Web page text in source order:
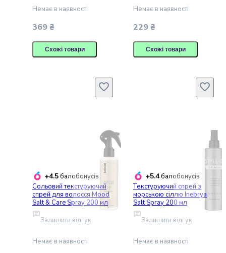
Іграшки
творчість
LEGO
Для
дитини
Дитячі
аксесуари
Дитячі
ювелірні
та
Немає в наявності
369 ₴
Схожі товари
Немає в наявності
229 ₴
Схожі товари
+4.5балобонусів
Сольовий текстуруючий
спрей для волосся Mood
Salt & Care Spray 200 мл
Залишити відгук
Немає в наявності
+5.4балобонусів
Tекстуруючий спрей з
морською сіллю Inebrya
Salt Spray 200 мл
Залишити відгук
Немає в наявності